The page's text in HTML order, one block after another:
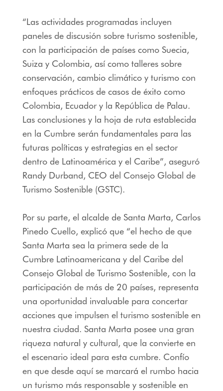
“Las actividades programadas incluyen
paneles de discusión sobre turismo sostenible,
con la participación de países como Suecia,
Suiza y Colombia, así como talleres sobre
conservación, cambio climático y turismo con
enfoques prácticos de casos de éxito como
Colombia, Ecuador y la República de Palau.
Las conclusiones y la hoja de ruta establecida
en la Cumbre serán fundamentales para las
futuras políticas y estrategias en el sector
dentro de Latinoamérica y el Caribe”, aseguró
Randy Durband, CEO del Consejo Global de
Turismo Sostenible (GSTC).
Por su parte, el alcalde de Santa Marta, Carlos
Pinedo Cuello, explicó que “el hecho de que
Santa Marta sea la primera sede de la
Cumbre Latinoamericana y del Caribe del
Consejo Global de Turismo Sostenible, con la
participación de más de 20 países, representa
una oportunidad invaluable para concertar
acciones que impulsen el turismo sostenible en
nuestra ciudad. Santa Marta posee una gran
riqueza natural y cultural, que la convierte en
el escenario ideal para esta cumbre. Confío
en que desde aquí se marcará el rumbo hacia
un turismo más responsable y sostenible en